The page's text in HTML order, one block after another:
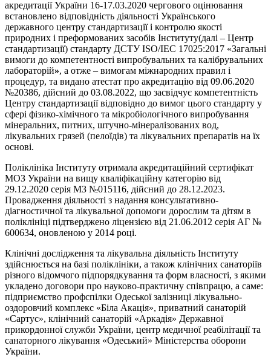
акредитації України 16-17.03.2020 чергового оцінювання
встановлено відповідність діяльності Українського
державного центру стандартизації і контролю якості
природних і преформованих засобів Інституту(далі – Центр
стандартизації) стандарту ДСТУ ISO/IEC 17025:2017 «Загальні
вимоги до компетентності випробувальних та калібрувальних
лабораторій», а отже – вимогам міжнародних правил і
процедур, та видано атестат про акредитацію від 09.06.2020
№20386, дійсний до 03.08.2022, що засвідчує компетентність
Центру стандартизації відповідно до вимог цього стандарту у
сфері фізико-хімічного та мікробіологічного випробування
мінеральних, питних, штучно-мінералізованих вод,
лікувальних грязей (пелоїдів) та лікувальних препаратів на їх
основі.
Поліклініка Інституту отримала акредитаційний сертифікат
МОЗ України на вищу кваліфікаційну категорію від
29.12.2020 серія МЗ №015116, дійсний до 28.12.2023.
Провадження діяльності з надання консультативно-
діагностичної та лікувальної допомоги дорослим та дітям в
поліклініці підтверджено ліцензією від 21.06.2012 серія АГ №
600634, оновленою у 2014 році.
Клінічні дослідження та лікувальна діяльність Інституту
здійснюється на базі поліклініки, а також клінічних санаторіїв
різного відомчого підпорядкування та форм власності, з якими
укладено договори про науково-практичну співпрацю, а саме:
підприємство профспілки Одеської залізниці лікувально-
оздоровчий комплекс «Біла Акація», приватний санаторій
«Сартус», клінічний санаторій «Аркадія» Державної
прикордонної служби України, центр медичної реабілітації та
санаторного лікування «Одеський» Міністерства оборони
України.